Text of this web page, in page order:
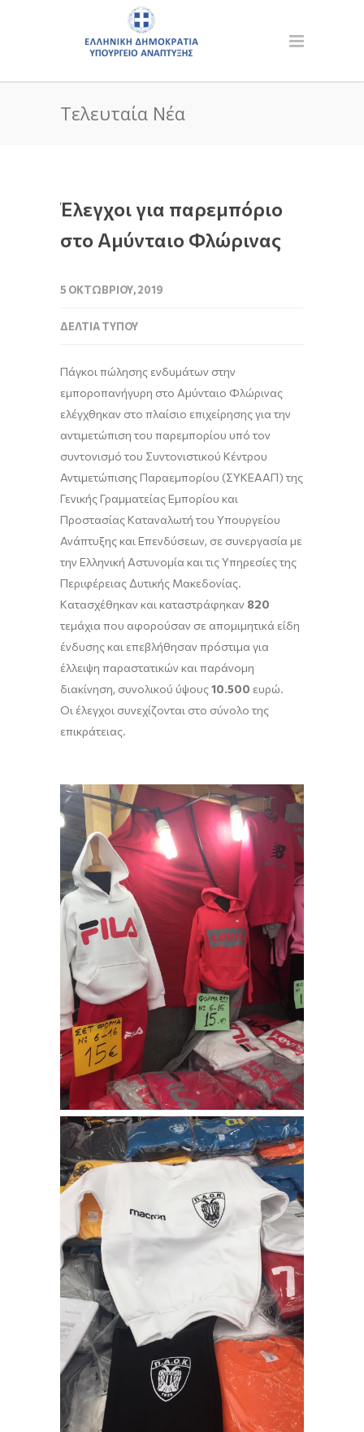
Τελευταία Νέα
Έλεγχοι για παρεμπόριο
στο Αμύνταιο Φλώρινας
5 ΟΚΤΩΒΡΊΟΥ, 2019
ΔΕΛΤΊΑ ΤΎΠΟΥ
Πάγκοι πώλησης ενδυμάτων στην
εμποροπανήγυρη στο Αμύνταιο Φλώρινας
ελέγχθηκαν στο πλαίσιο επιχείρησης για την
αντιμετώπιση του παρεμπορίου υπό τον
συντονισμό του Συντονιστικού Κέντρου
Αντιμετώπισης Παραεμπορίου (ΣΥΚΕΑΑΠ) της
Γενικής Γραμματείας Εμπορίου και
Προστασίας Καταναλωτή του Υπουργείου
Ανάπτυξης και Επενδύσεων, σε συνεργασία με
την Ελληνική Αστυνομία και τις Υπηρεσίες της
Περιφέρειας Δυτικής Μακεδονίας.
Κατασχέθηκαν και καταστράφηκαν 820
τεμάχια που αφορούσαν σε απομιμητικά είδη
ένδυσης και επεβλήθησαν πρόστιμα για
έλλειψη παραστατικών και παράνομη
διακίνηση, συνολικού ύψους10.500 ευρώ.
Οι έλεγχοι συνεχίζονται στο σύνολο της
επικράτειας.